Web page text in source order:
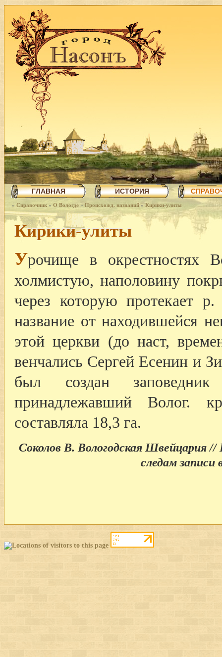
ГЛАВНАЯ ИСТОРИЯ
» Справочник » О Вологде » Происхожд. названий » Кирики-улиты
Кирики-улиты
Урочище в окрестностях
холмистую, наполовину
через которую протекает
название от находившейся
этой церкви (до наст,
венчались Сергей Есенин и
был создан заповедник
принадлежавший Волог.
составляла 18,3 га.
Соколов В. Вологодская Швейцария
следам записи